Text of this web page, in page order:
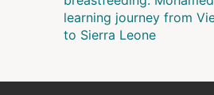
learning journey from
to Sierra Leone